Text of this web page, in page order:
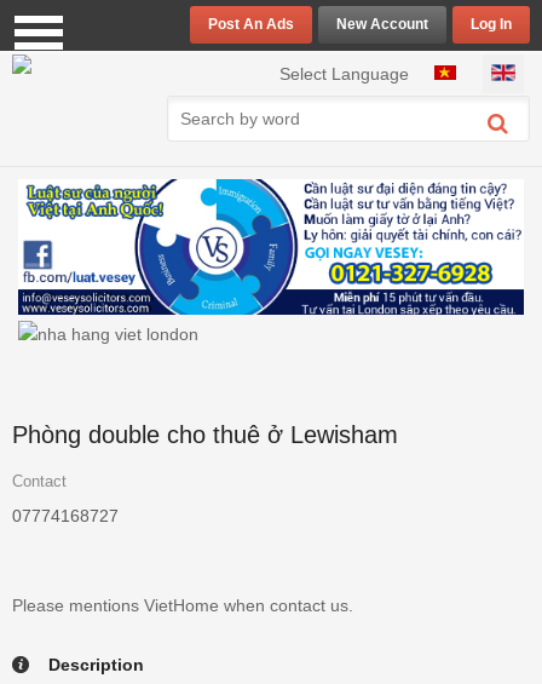
Select your languageSelect Language
Log In
New Account
Post An Ads
Phòng double cho thuê ở Lewisham
Contact
07774168727
Please mentions VietHome when contact us.
Description